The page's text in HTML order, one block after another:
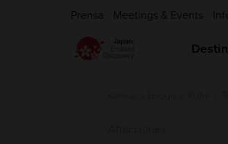
Prensa Meetings & Events